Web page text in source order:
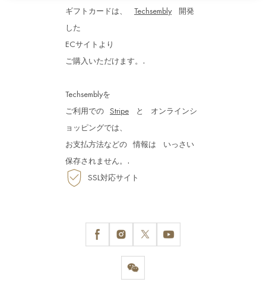
ギフトカードは、 Techsembly 開発
した
ECサイトより
ご購入いただけます。 .
Techsemblyを
ご利用での Stripe と オンラインシ
ョッピングでは、
お支払方法などの 情報は いっさい
保存されません。 .
SSL対応サイト